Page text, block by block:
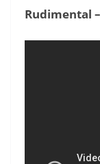
Rudimental